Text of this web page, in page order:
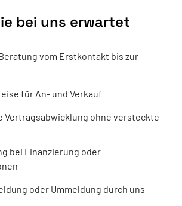
bei uns erwartet
vom Erstkontakt bis zur
für An- und Verkauf
Vertragsabwicklung ohne versteckte
bei Finanzierung oder
oder Ummeldung durch uns